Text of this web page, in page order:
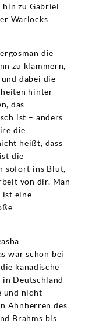
hin zu Gabriel
Warlocks
die
zu klammern,
dabei die
hinter
das
ist – anders
die
heißt, dass
die
sofort ins Blut,
von dir. Man
ist eine
war schon bei
kanadische
Deutschland
und nicht
Ahnherren des
Brahms bis